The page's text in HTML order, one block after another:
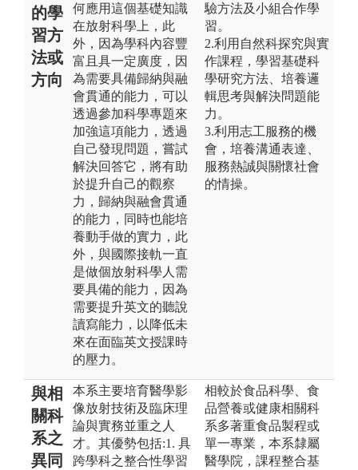
的學
習方
法或
方向
何應用這個基礎知識
在放射科學上，此
外，因為學科內容豐
富且具一定廣度，因
為需要具備歸納與融
會貫通的能力，可以
透過參加科學專題來
加強這項能力，透過
自己發現問題，嘗試
解決回答它，將有助
於提升自己的觀察
力，歸納與融會貫通
的能力，同時也能培
養動手做的實力，此
外，與國際接軌一直
是做個放射科學人需
要具備的能力，因為
需要提升英文的聽說
讀寫能力，以降低未
來在面臨英文授課時
的壓力。
驗方法及小組合作學
習。
2.利用自然科探究與實
作課程，學習基礎科
學研究方法、培養邏
輯思考與解決問題能
力。
3.利用志工服務的機
會，培養溝通表達、
服務熱誠與關懷社會
的情操。
與相
關科
系之
異同
本系主要培育醫學影
像放射技術及臨床理
論與實務並重之人
才。其優勢包括:1. 具
跨學科之整合性學習
相較於食品科學、食
品營養或健康相關科
系多著重食品製程或
單一專業，本系隸屬
醫學院，課程整合基